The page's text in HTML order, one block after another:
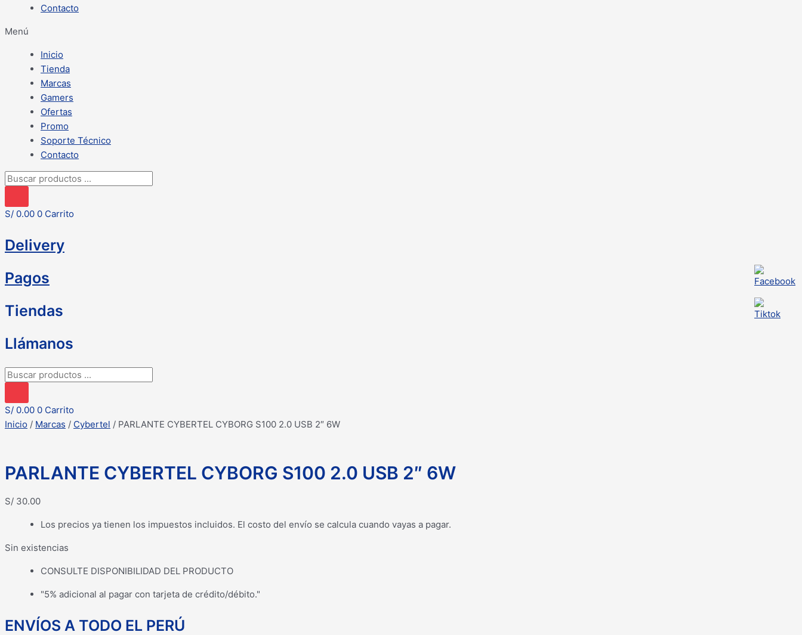
Contacto
Menú
Inicio
Tienda
Marcas
Gamers
Ofertas
Promo
Soporte Técnico
Contacto
Búsqueda
productos
S/ 0.00 0 Carrito
Delivery
Pagos
Tiendas
Llámanos
Búsqueda
productos
S/ 0.00 0 Carrito
Inicio / Marcas / Cybertel / PARLANTE CYBERTEL CYBORG S100 2.0 USB 2″ 6W
PARLANTE CYBERTEL CYBORG S100 2.0 USB 2″ 6W
S/ 30.00
Los precios ya tienen los impuestos incluidos. El costo del envío se calcula cuando vayas a pagar.
Sin existencias
CONSULTE DISPONIBILIDAD DEL PRODUCTO
"5% adicional al pagar con tarjeta de crédito/débito."
ENVÍOS A TODO EL PERÚ